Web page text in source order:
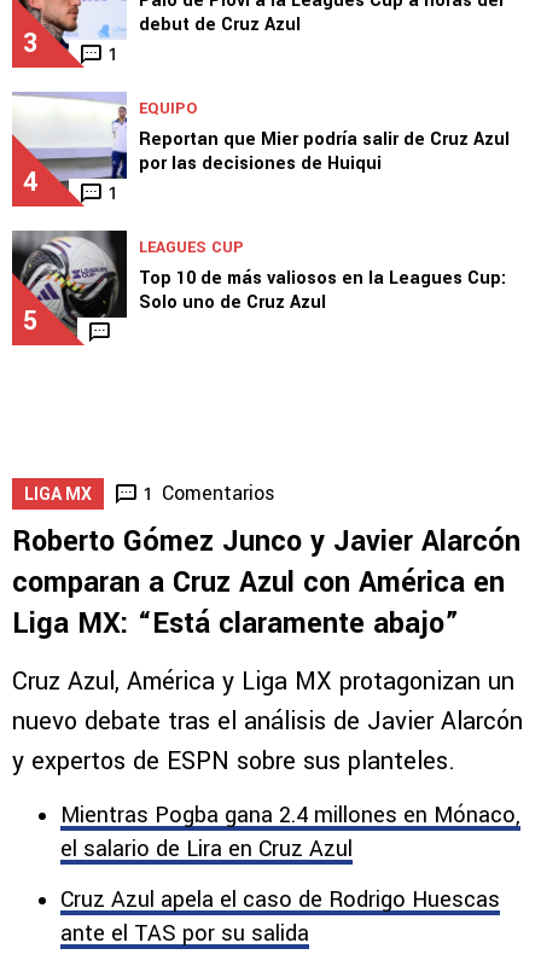
3 1
debut de Cruz Azul
4 1
EQUIPO
Reportan que Mier podría salir de Cruz Azul
por las decisiones de Huiqui
5
LEAGUES CUP
Top 10 de más valiosos en la Leagues Cup:
Solo uno de Cruz Azul
LIGA MX 1 Comentarios
Roberto Gómez Junco y Javier Alarcón
comparan a Cruz Azul con América en
Liga MX: “Está claramente abajo”
Cruz Azul, América y Liga MX protagonizan un
nuevo debate tras el análisis de Javier Alarcón
y expertos de ESPN sobre sus planteles.
Mientras Pogba gana 2.4 millones en Mónaco,
el salario de Lira en Cruz Azul
Cruz Azul apela el caso de Rodrigo Huescas
ante el TAS por su salida